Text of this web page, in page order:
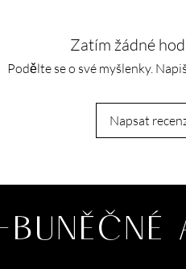
Zatím žádné
Podělte se o své myšlenky.
Napsat